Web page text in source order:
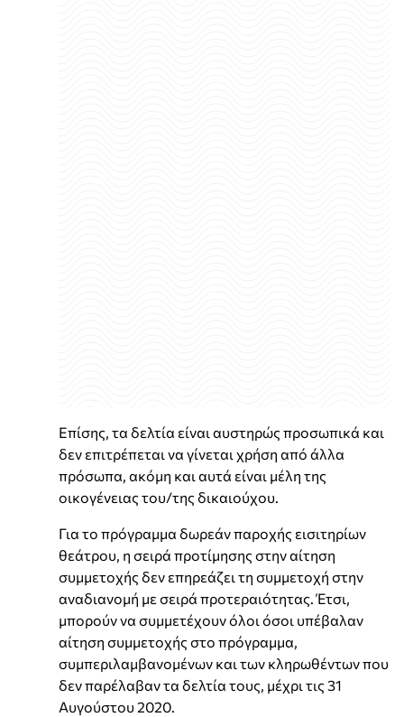
Επίσης, τα δελτία είναι αυστηρώς προσωπικά και
δεν επιτρέπεται να γίνεται χρήση από άλλα
πρόσωπα, ακόμη και αυτά είναι μέλη της
οικογένειας του/της δικαιούχου.
Για το πρόγραμμα δωρεάν παροχής εισιτηρίων
θεάτρου, η σειρά προτίμησης στην αίτηση
συμμετοχής δεν επηρεάζει τη συμμετοχή στην
αναδιανομή με σειρά προτεραιότητας. Έτσι,
μπορούν να συμμετέχουν όλοι όσοι υπέβαλαν
αίτηση συμμετοχής στο πρόγραμμα,
συμπεριλαμβανομένων και των κληρωθέντων που
δεν παρέλαβαν τα δελτία τους, μέχρι τις 31
Αυγούστου 2020.